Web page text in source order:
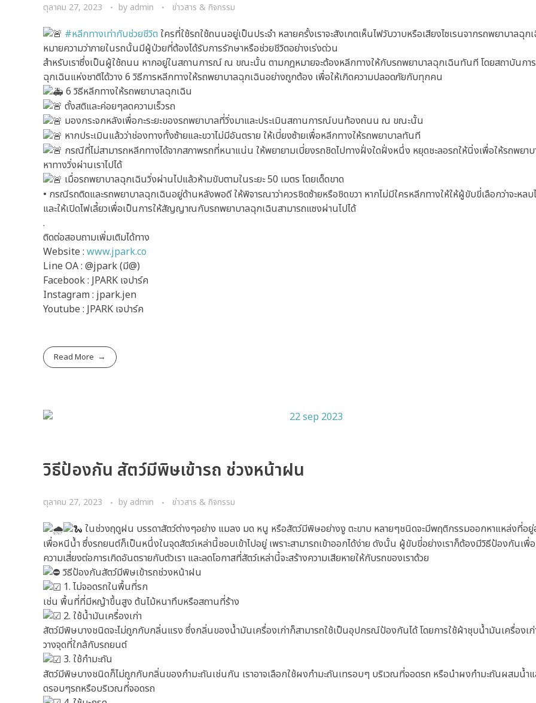
ตุลาคม 27, 2023 by admin ข่าวสาร & กิจกรรม
#หลีกทางเท่ากับช่วยชีวิต ใครที่ใช้รถใช้ถนนอยู่เป็นประจำ หลายครั้งเราจะสังเกตเห็นไฟวับวาบหรือเสียงไซเรนจากรถพยาบาลฉุ
หมายความว่าภายในรถนั้นมีผู้ป่วยที่ต้องได้รับการรักษาหรือช่วยชีวิตอย่างเร่งด่วน
สำหรับเราซึ่งเป็นผู้ใช้ถนน หากอยู่ในสถานการณ์ ณ ขณะนั้น ตามกฎหมายจะต้องหลีกทางให้กับรถพยาบาลฉุกเฉินทันที โดยสถาบันกา
ฉุกเฉินแห่งชาติได้วาง 6 วิธีการหลีกทางให้รถพยาบาลฉุกเฉินอย่างถูกต้อง เพื่อให้เกิดความปลอดภัยกับทุกคน
6 วิธีหลีกทางให้รถพยาบาลฉุกเฉิน
ตั้งสติและค่อยๆลดความเร็วรถ
มองกระจกหลังเพื่อกะระยะของรถพยาบาลที่วิ่งมาและประเมินสถานการณ์บนท้องถนน ณ ขณะนั้น
หากประเมินแล้วว่าช่องทางทั้งซ้ายและขวาไม่มีอันตราย ให้เบี่ยงซ้ายเพื่อหลีกทางให้รถพยาบาลทันที
กรณีที่ไม่สามารถหลีกทางได้จากสภาพรถที่หนาแน่น ให้พยายามเบี่ยงรถชิดไปทางฝั่งใดฝั่งหนึ่ง หยุดชะลอรถให้นิ่งเพื่อให้รถพยา
หาทางวิ่งผ่านเราไปได้
เมื่อรถพยาบาลฉุกเฉินวิ่งผ่านไปแล้วห้ามขับตามในระยะ 50 เมตร โดยเด็ดขาด
• กรณีรถติดและรถพยาบาลฉุกเฉินอยู่ด้านหลังพอดี ให้พิจารณาว่าควรชิดซ้ายหรือชิดขวา หากไม่มีใครหลีกทางให้ให้ผู้ขับขี่เลือกว่าจะหลบ
และให้เปิดไฟเลี้ยวเพื่อเป็นการให้สัญญาณกับรถพยาบาลฉุกเฉินสามารถแซงผ่านไปได้
.
ติดต่อสอบถามเพิ่มเติมได้ทาง
Website : www.jpark.co
Line OA : @jpark (มี@)
Facebook : JPARK เจปาร์ค
Instagram : jpark.jen
Youtube : JPARK เจปาร์ค
Read More
วิธีป้องกัน สัตว์มีพิษเข้ารถ ช่วงหน้าฝน
ตุลาคม 27, 2023 by admin ข่าวสาร & กิจกรรม
ในช่วงฤดูฝน บรรดาสัตว์ต่างๆอย่าง แมลง มด หนู หรือสัตว์มีพิษอย่างงู ตะขาบ หลายๆชนิดจะมีพฤติกรรมออกหาแหล่งที่อ
เพื่อหนีน้ำ ซึ่งรถยนต์ก็เป็นหนึ่งในจุดสัตว์เหล่านี้ชอบเข้าไปอยู่ เพราะสามารถเข้าออกได้ง่าย ดังนั้น ผู้ขับขี่อย่างเราก็ต้องมีวิธีป้องกันเพื่
ความเสี่ยงต่อการเกิดอันตรายกับตัวเรา และลดโอกาสที่สัตว์เหล่านี้จะสร้างความเสียหายให้กับรถของเราด้วย
วิธีป้องกันสัตว์มีพิษเข้ารถช่วงหน้าฝน
1. ไม่จอดรถในพื้นที่รก
เช่น พื้นที่ที่มีหญ้าขึ้นสูง ต้นไม้หนาทึบหรือสถานที่ร้าง
2. ใช้น้ำมันเครื่องเก่า
สัตว์มีพิษบางชนิดจะไม่ถูกกับกลิ่นแรง ซึ่งกลิ่นของน้ำมันเครื่องเก่าก็สามารถใช้เป็นอุปกรณ์ป้องกันได้ โดยการใช้ผ้าชุบน้ำมันเครื่องเก่
วางจุดที่ใกล้กับรถยนต์
3. ใช้กำมะถัน
สัตว์มีพิษบางชนิดก็ไม่ถูกกับกลิ่นของกำมะถันเช่นกัน เราอาจเลือกใช้ผงกำมะถันเทรอบๆ บริเวณที่จอดรถ หรือนำผงกำมะถันผสมน้ำแ
ดรอบๆรถหรือบริเวณที่จอดรถ